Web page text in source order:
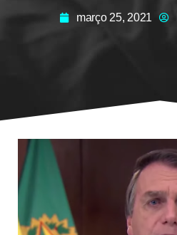
março 25, 2021